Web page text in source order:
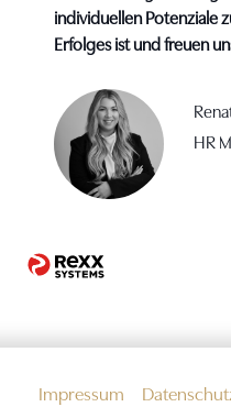
individuellen Potenziale
Erfolges ist und freuen
HR
Impressum